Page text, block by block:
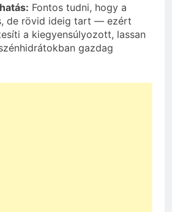
Fontos tudni, hogy a
de rövid ideig tart — ezért
a kiegyensúlyozott, lassan
gazdag